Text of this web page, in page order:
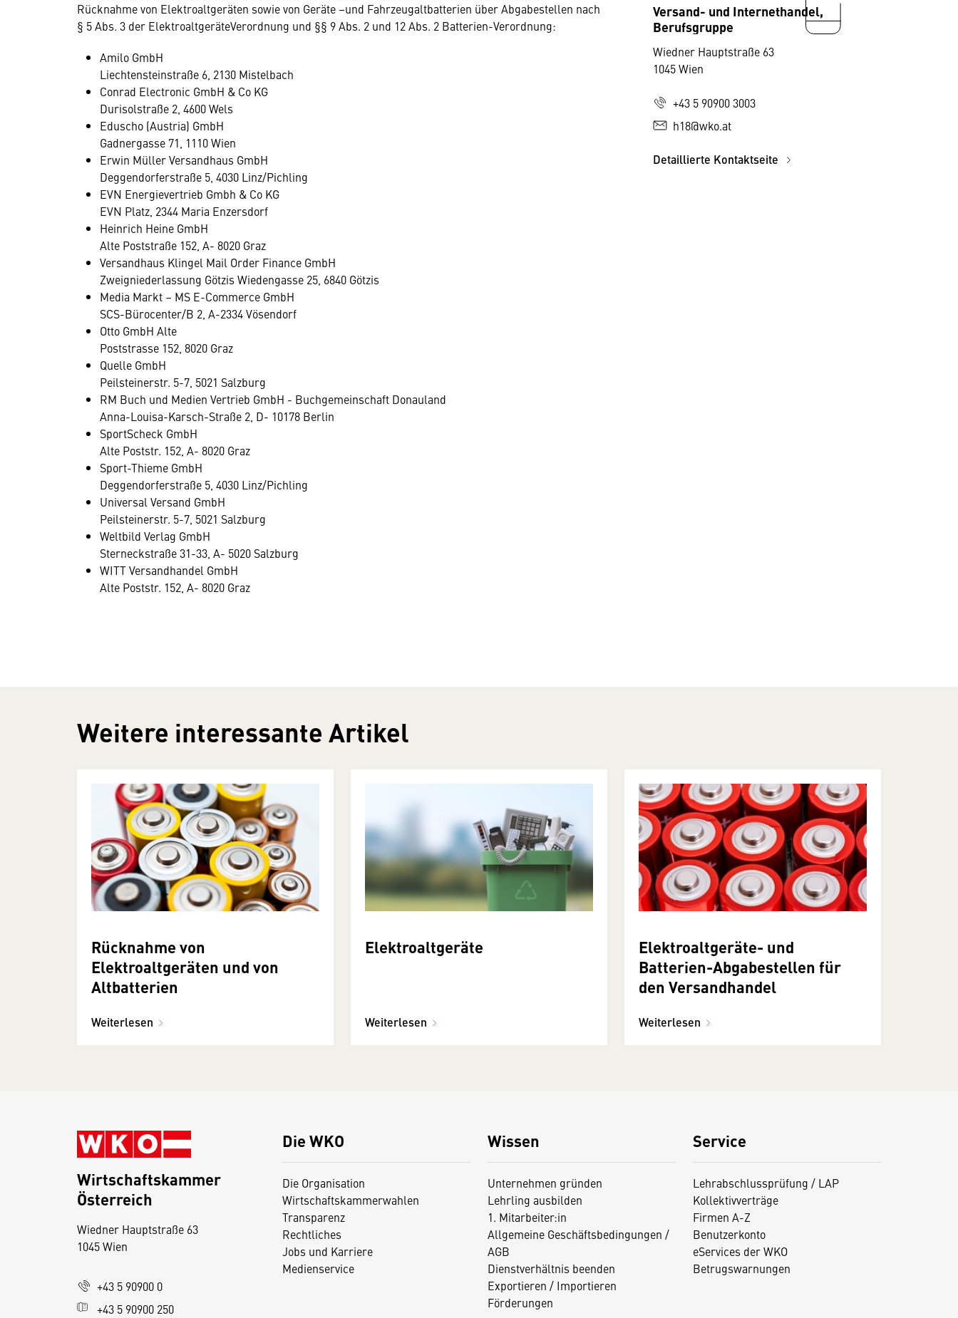
Rücknahme von Elektroaltgeräten sowie von Geräte –und Fahrzeugaltbatterien über Abgabestellen nach
§ 5 Abs. 3 der ElektroaltgeräteVerordnung und §§ 9 Abs. 2 und 12 Abs. 2 Batterien-Verordnung:
Amilo GmbH
Liechtensteinstraße 6, 2130 Mistelbach
Conrad Electronic GmbH & Co KG
Durisolstraße 2, 4600 Wels
Eduscho (Austria) GmbH
Gadnergasse 71, 1110 Wien
Erwin Müller Versandhaus GmbH
Deggendorferstraße 5, 4030 Linz/Pichling
EVN Energievertrieb Gmbh & Co KG
EVN Platz, 2344 Maria Enzersdorf
Heinrich Heine GmbH
Alte Poststraße 152, A- 8020 Graz
Versandhaus Klingel Mail Order Finance GmbH
Zweigniederlassung Götzis Wiedengasse 25, 6840 Götzis
Media Markt – MS E-Commerce GmbH
SCS-Bürocenter/B 2, A-2334 Vösendorf
Otto GmbH Alte
Poststrasse 152, 8020 Graz
Quelle GmbH
Peilsteinerstr. 5-7, 5021 Salzburg
RM Buch und Medien Vertrieb GmbH - Buchgemeinschaft Donauland
Anna-Louisa-Karsch-Straße 2, D- 10178 Berlin
SportScheck GmbH
Alte Poststr. 152, A- 8020 Graz
Sport-Thieme GmbH
Deggendorferstraße 5, 4030 Linz/Pichling
Universal Versand GmbH
Peilsteinerstr. 5-7, 5021 Salzburg
Weltbild Verlag GmbH
Sterneckstraße 31-33, A- 5020 Salzburg
WITT Versandhandel GmbH
Alte Poststr. 152, A- 8020 Graz
Versand- und Internethandel,
Berufsgruppe
Wiedner Hauptstraße 63
1045 Wien
+43 5 90900 3003
h18@wko.at
Detaillierte Kontaktseite
Weitere interessante Artikel
Rücknahme von
Elektroaltgeräten und von
Altbatterien
Weiterlesen
Elektroaltgeräte
Weiterlesen
Elektroaltgeräte- und
Batterien-Abgabestellen für
den Versandhandel
Weiterlesen
Die WKO
Die Organisation
Wirtschaftskammerwahlen
Transparenz
Rechtliches
Jobs und Karriere
Medienservice
Wissen
Unternehmen gründen
Lehrling ausbilden
1. Mitarbeiter:in
Allgemeine Geschäftsbedingungen /
AGB
Dienstverhältnis beenden
Exportieren / Importieren
Förderungen
Service
Lehrabschlussprüfung / LAP
Kollektivverträge
Firmen A-Z
Benutzerkonto
eServices der WKO
Betrugswarnungen
Wirtschaftskammer
Österreich
Wiedner Hauptstraße 63
1045 Wien
+43 5 90900 0
+43 5 90900 250